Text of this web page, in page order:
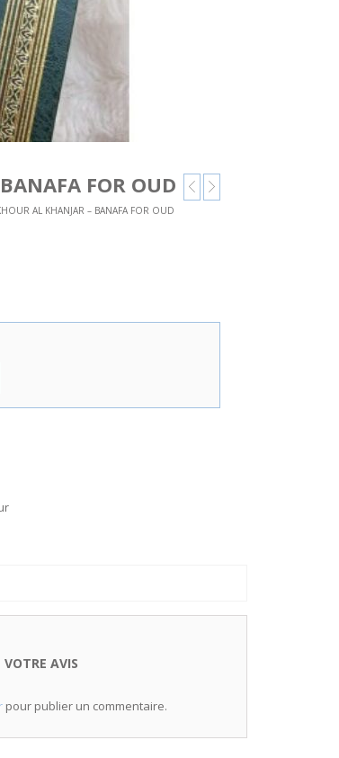
FOR OUD
AL KHANJAR – BANAFA FOR OUD
VOTRE AVIS
pour publier un commentaire.